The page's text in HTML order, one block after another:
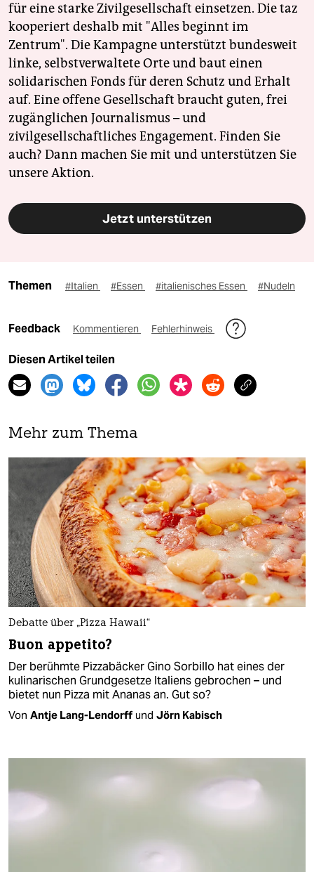
für eine starke Zivilgesellschaft einsetzen. Die taz
kooperiert deshalb mit "Alles beginnt im
Zentrum". Die Kampagne unterstützt bundesweit
linke, selbstverwaltete Orte und baut einen
solidarischen Fonds für deren Schutz und Erhalt
auf. Eine offene Gesellschaft braucht guten, frei
zugänglichen Journalismus – und
zivilgesellschaftliches Engagement. Finden Sie
auch? Dann machen Sie mit und unterstützen Sie
unsere Aktion.
Jetzt unterstützen
Themen #Italien #Essen #italienisches Essen #Nudeln
Feedback Kommentieren Fehlerhinweis
Diesen Artikel teilen
Mehr zum Thema
Debatte über „Pizza Hawaii“
Buon appetito?
Der berühmte Pizzabäcker Gino Sorbillo hat eines der
kulinarischen Grundgesetze Italiens gebrochen – und
bietet nun Pizza mit Ananas an. Gut so?
Von Antje Lang-Lendorff und Jörn Kabisch